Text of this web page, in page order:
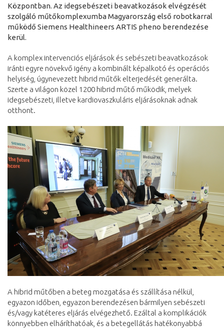
Központban. Az idegsebészeti beavatkozások elvégzését
szolgáló műtőkomplexumba Magyarország első robotkarral
működő Siemens Healthineers ARTIS pheno berendezése
kerül.
A komplex intervenciós eljárások és sebészeti beavatkozások
iránti egyre növekvő igény a kombinált képalkotó és operációs
helyiség, úgynevezett hibrid műtők elterjedését generálta.
Szerte a világon közel 1200 hibrid műtő működik, melyek
idegsebészeti, illetve kardiovaszkuláris eljárásoknak adnak
otthont.
A hibrid műtőben a beteg mozgatása és szállítása nélkül,
egyazon időben, egyazon berendezésen bármilyen sebészeti
és/vagy katéteres eljárás elvégezhető. Ezáltal a komplikációk
könnyebben elháríthatóak, és a betegellátás hatékonyabbá